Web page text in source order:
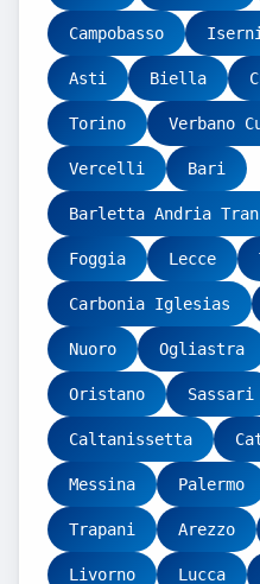
Campobasso
Asti Biella
Torino Verbano
Vercelli Bari
Barletta Andria
Foggia Lecce
Carbonia Iglesias
Nuoro Ogliastra
Oristano Sassari
Caltanissetta
Messina Palermo
Trapani Arezzo
Livorno Lucca